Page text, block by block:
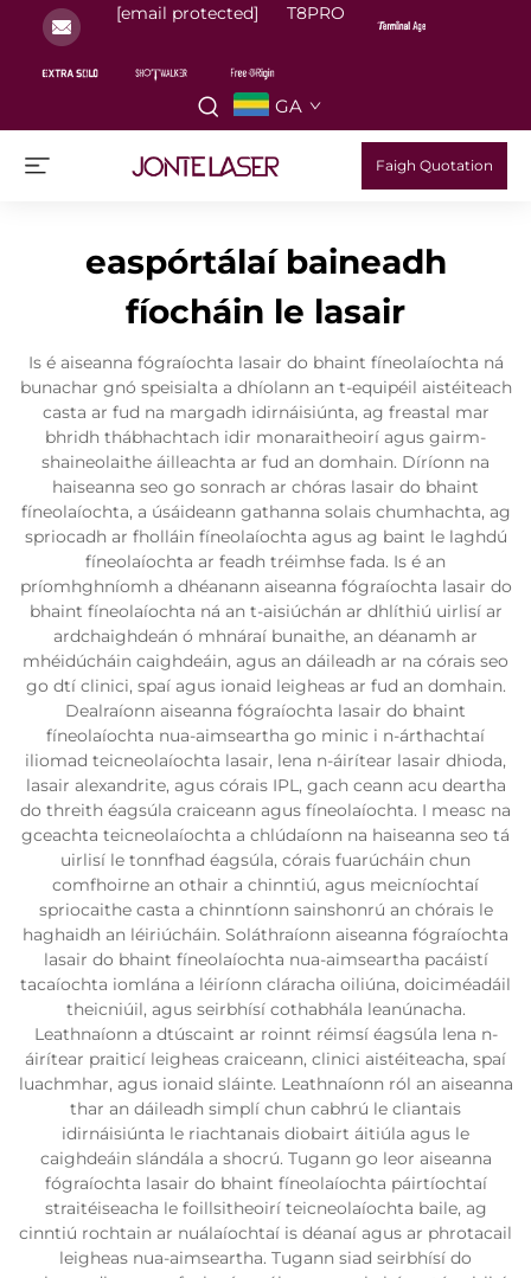
[email protected] T8PRO
GA
Faigh Quotation
easpórtálaí baineadh
fíocháin le lasair
Is é aiseanna fógraíochta lasair do bhaint fíneolaíochta ná
bunachar gnó speisialta a dhíolann an t-equipéil aistéiteach
casta ar fud na margadh idirnáisiúnta, ag freastal mar
bhridh thábhachtach idir monaraitheoirí agus gairm-
shaineolaithe áilleachta ar fud an domhain. Díríonn na
haiseanna seo go sonrach ar chóras lasair do bhaint
fíneolaíochta, a úsáideann gathanna solais chumhachta, ag
spriocadh ar fholláin fíneolaíochta agus ag baint le laghdú
fíneolaíochta ar feadh tréimhse fada. Is é an
príomhghníomh a dhéanann aiseanna fógraíochta lasair do
bhaint fíneolaíochta ná an t-aisiúchán ar dhlíthiú uirlisí ar
ardchaighdeán ó mhnáraí bunaithe, an déanamh ar
mhéidúcháin caighdeáin, agus an dáileadh ar na córais seo
go dtí clinici, spaí agus ionaid leigheas ar fud an domhain.
Dealraíonn aiseanna fógraíochta lasair do bhaint
fíneolaíochta nua-aimseartha go minic i n-árthachtaí
iliomad teicneolaíochta lasair, lena n-áirítear lasair dhioda,
lasair alexandrite, agus córais IPL, gach ceann acu deartha
do threith éagsúla craiceann agus fíneolaíochta. I measc na
gceachta teicneolaíochta a chlúdaíonn na haiseanna seo tá
uirlisí le tonnfhad éagsúla, córais fuarúcháin chun
comfhoirne an othair a chinntiú, agus meicníochtaí
spriocaithe casta a chinntíonn sainshonrú an chórais le
haghaidh an léiriúcháin. Soláthraíonn aiseanna fógraíochta
lasair do bhaint fíneolaíochta nua-aimseartha pacáistí
tacaíochta iomlána a léiríonn cláracha oiliúna, doiciméadáil
theicniúil, agus seirbhísí cothabhála leanúnacha.
Leathnaíonn a dtúscaint ar roinnt réimsí éagsúla lena n-
áirítear praiticí leigheas craiceann, clinici aistéiteacha, spaí
luachmhar, agus ionaid sláinte. Leathnaíonn ról an aiseanna
thar an dáileadh simplí chun cabhrú le cliantais
idirnáisiúnta le riachtanais diobairt áitiúla agus le
caighdeáin slándála a shocrú. Tugann go leor aiseanna
fógraíochta lasair do bhaint fíneolaíochta páirtíochtaí
straitéiseacha le foillsitheoirí teicneolaíochta baile, ag
cinntiú rochtain ar nuálaíochtaí is déanaí agus ar phrotacail
leigheas nua-aimseartha. Tugann siad seirbhísí do